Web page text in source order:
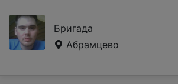
Бригада
Абрамцево